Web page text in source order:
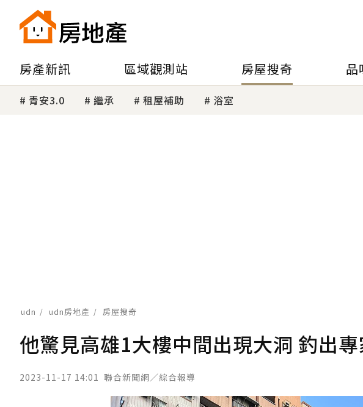
房產新訊 區域觀測站 房屋搜奇 品
青安3.0 繼承 租屋補助 浴室
udn udn房地產 房屋搜奇
他驚見高雄1大樓中間出現大洞 釣出
2023-11-17 14:01 聯合新聞網／綜合報導